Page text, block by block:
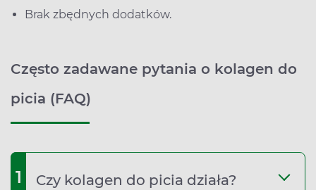
Brak zbędnych dodatków.
Często zadawane pytania o kolagen do
picia (FAQ)
1 Czy kolagen do picia działa?